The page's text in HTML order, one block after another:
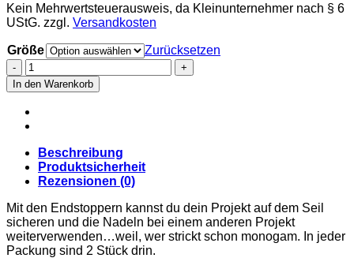
Kein Mehrwertsteuerausweis, da Kleinunternehmer nach § 6
UStG. zzgl. Versandkosten
Größe
Zurücksetzen
ChiaoGoo
Endstopper
M
(Mini),
S
und
L
(Large)
In den Warenkorb
Beschreibung
Produktsicherheit
Rezensionen (0)
Mit den Endstoppern kannst du dein Projekt auf dem Seil
sicheren und die Nadeln bei einem anderen Projekt
weiterverwenden…weil, wer strickt schon monogam. In jeder
Packung sind 2 Stück drin.